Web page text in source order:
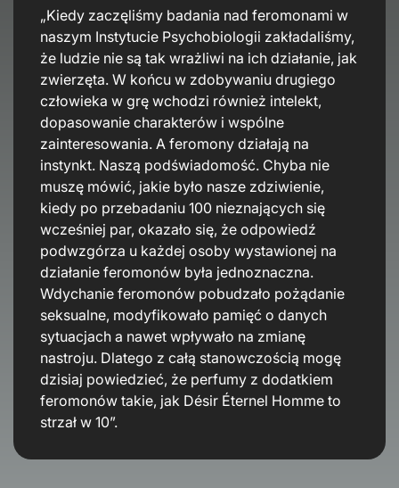
„Kiedy zaczęliśmy badania nad feromonami w
naszym Instytucie Psychobiologii zakładaliśmy,
że ludzie nie są tak wrażliwi na ich działanie, jak
zwierzęta. W końcu w zdobywaniu drugiego
człowieka w grę wchodzi również intelekt,
dopasowanie charakterów i wspólne
zainteresowania. A feromony działają na
instynkt. Naszą podświadomość. Chyba nie
muszę mówić, jakie było nasze zdziwienie,
kiedy po przebadaniu 100 nieznających się
wcześniej par, okazało się, że odpowiedź
podwzgórza u każdej osoby wystawionej na
działanie feromonów była jednoznaczna.
Wdychanie feromonów pobudzało pożądanie
seksualne, modyfikowało pamięć o danych
sytuacjach a nawet wpływało na zmianę
nastroju. Dlatego z całą stanowczością mogę
dzisiaj powiedzieć, że perfumy z dodatkiem
feromonów takie, jak Désir Éternel Homme to
strzał w 10”.